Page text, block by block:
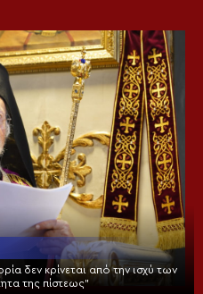
δεν κρίνεται από την ισχύ των
της πίστεως”